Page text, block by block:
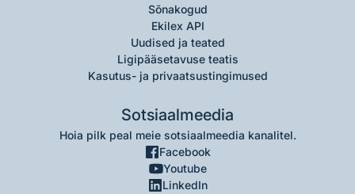
Sõnakogud
Ekilex API
Uudised ja teated
Ligipääsetavuse teatis
Kasutus- ja privaatsustingimused
Sotsiaalmeedia
Hoia pilk peal meie sotsiaalmeedia kanalitel.
Facebook
Youtube
LinkedIn